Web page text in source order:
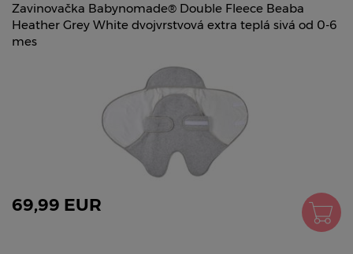
Zavinovačka Babynomade® Double Fleece Beaba
Heather Grey White dvojvrstvová extra teplá sivá od 0-6
mes
69,99 EUR